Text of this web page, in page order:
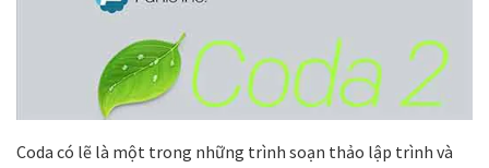
Coda có lẽ là một trong những trình soạn thảo lập trình và